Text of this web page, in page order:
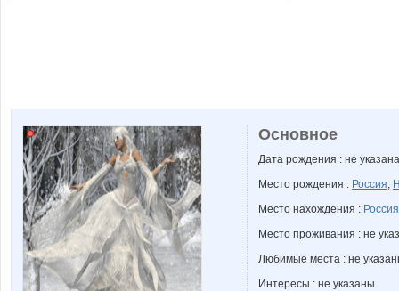
Основное
Дата рождения : не указана
Место рождения : Россия,
Место нахождения : Россия
Место проживания : не
Любимые места : не
Интересы : не указаны